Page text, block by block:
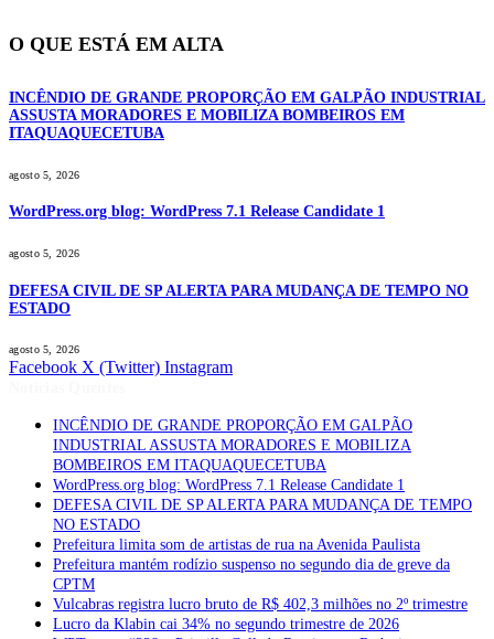
O QUE ESTÁ EM ALTA
INCÊNDIO DE GRANDE PROPORÇÃO EM GALPÃO INDUSTRIAL
ASSUSTA MORADORES E MOBILIZA BOMBEIROS EM
ITAQUAQUECETUBA
agosto 5, 2026
WordPress.org blog: WordPress 7.1 Release Candidate 1
agosto 5, 2026
DEFESA CIVIL DE SP ALERTA PARA MUDANÇA DE TEMPO NO
ESTADO
agosto 5, 2026
Facebook X (Twitter) Instagram
INCÊNDIO DE GRANDE PROPORÇÃO EM GALPÃO
INDUSTRIAL ASSUSTA MORADORES E MOBILIZA
BOMBEIROS EM ITAQUAQUECETUBA
WordPress.org blog: WordPress 7.1 Release Candidate 1
DEFESA CIVIL DE SP ALERTA PARA MUDANÇA DE TEMPO
NO ESTADO
Prefeitura limita som de artistas de rua na Avenida Paulista
Prefeitura mantém rodízio suspenso no segundo dia de greve da
CPTM
Vulcabras registra lucro bruto de R$ 402,3 milhões no 2º trimestre
Lucro da Klabin cai 34% no segundo trimestre de 2026